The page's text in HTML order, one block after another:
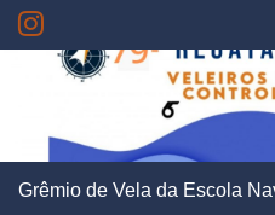
Search for:
Grêmio de Vela da Escola